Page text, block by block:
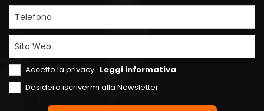
Telefono
Sito Web
Accetto la privacy. Leggi informativa
Desidero iscrivermi alla Newsletter